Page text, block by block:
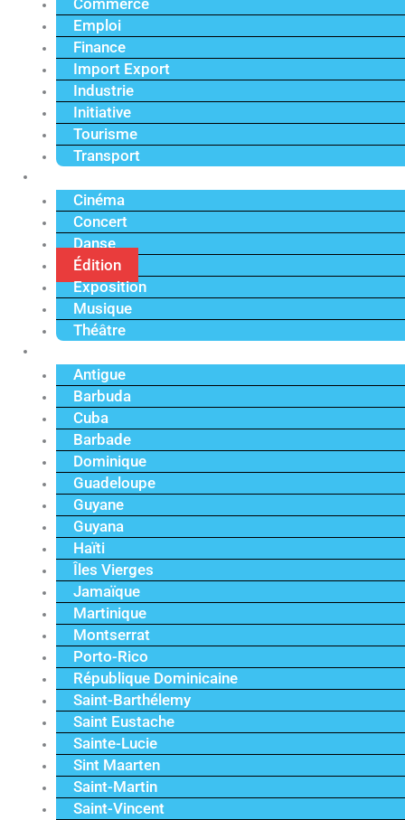
Commerce
Emploi
Finance
Import Export
Industrie
Initiative
Tourisme
Transport
Cinéma
Concert
Danse
Édition
Exposition
Musique
Théâtre
Antigue
Barbuda
Cuba
Barbade
Dominique
Guadeloupe
Guyane
Guyana
Haïti
Îles Vierges
Jamaïque
Martinique
Montserrat
Porto-Rico
République Dominicaine
Saint-Barthélemy
Saint Eustache
Sainte-Lucie
Sint Maarten
Saint-Martin
Saint-Vincent